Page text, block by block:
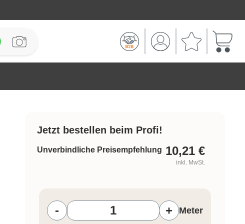
Jetzt bestellen beim Profi!
Unverbindliche Preisempfehlung 10,21 €
inkl. MwSt.
-
+ Meter